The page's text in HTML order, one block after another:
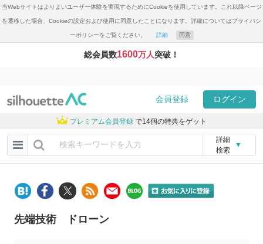
当Webサイトはよりよいユーザー体験を実現するためにCookieを使用しています。これ以降ページ
を遷移した場合、Cookieの設定および使用に同意したことになります。詳細についてはプライバシ
ーポリシーをご覧ください。 詳細 同意
総会員数1600万人突破！
会員登録 ログイン
プレミアム会員登録 で14個の特典をゲット
詳細
検索
▼
先端技術 ドローン